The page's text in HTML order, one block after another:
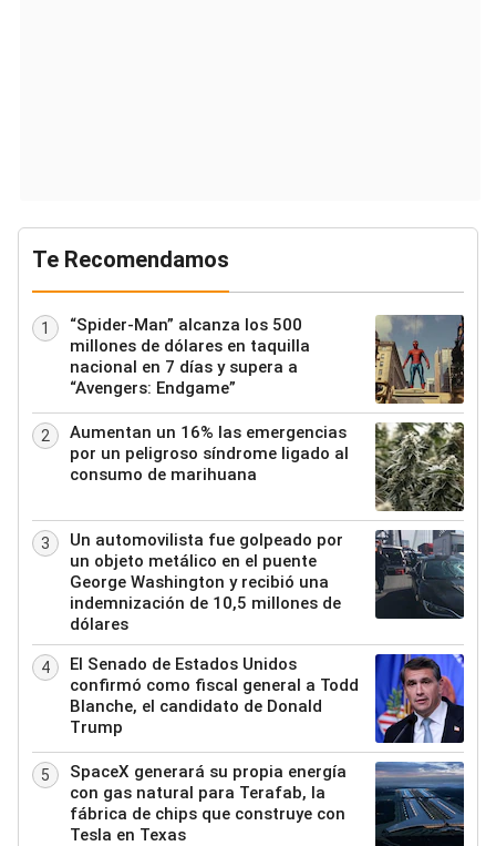
Te Recomendamos
1
“Spider-Man” alcanza los 500
millones de dólares en taquilla
nacional en 7 días y supera a
“Avengers: Endgame”
2
Aumentan un 16% las emergencias
por un peligroso síndrome ligado al
consumo de marihuana
3
Un automovilista fue golpeado por
un objeto metálico en el puente
George Washington y recibió una
indemnización de 10,5 millones de
dólares
4
El Senado de Estados Unidos
confirmó como fiscal general a Todd
Blanche, el candidato de Donald
Trump
5
SpaceX generará su propia energía
con gas natural para Terafab, la
fábrica de chips que construye con
Tesla en Texas